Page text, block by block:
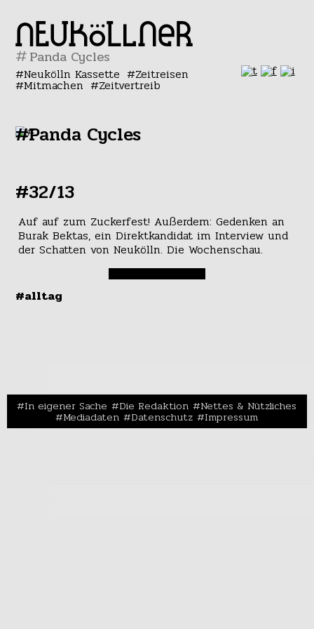
#
Neukölln Kassette Zeitreisen
Mitmachen Zeitvertreib
#Panda Cycles
#32/13
Auf auf zum Zuckerfest! Außerdem: Gedenken an
Burak Bektas, ein Direktkandidat im Interview und
der Schatten von Neukölln. Die Wochenschau.
#alltag
In eigener Sache Die Redaktion Nettes & Nützliches
Mediadaten Datenschutz Impressum